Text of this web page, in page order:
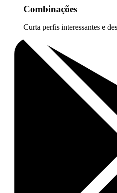
Combinações
Curta perfis interessantes e